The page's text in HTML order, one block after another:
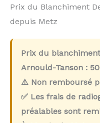
Prix du Blanchiment
depuis Metz
Prix du
Arnould-Tanson :
⚠️ Non remboursé
✅ Les frais de
préalables sont